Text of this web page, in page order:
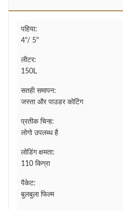
पहिया:
4"/ 5"
लीटर:
150L
सतही समापन:
जस्ता और पाउडर कोटिंग
प्रतीक चिन्ह:
लोगो उपलब्ध है
लोडिंग क्षमता:
110 किग्रा
पैकेट:
बुलबुला फिल्म